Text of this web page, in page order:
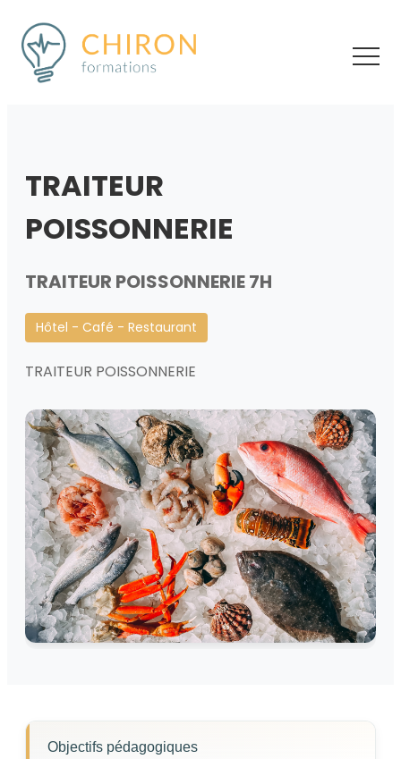
TRAITEUR
POISSONNERIE
TRAITEUR POISSONNERIE 7H
Hôtel - Café - Restaurant
TRAITEUR POISSONNERIE
Objectifs pédagogiques